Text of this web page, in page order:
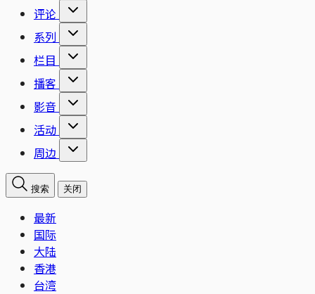
评论
系列
栏目
播客
影音
活动
周边
搜索 关闭
最新
国际
大陆
香港
台湾